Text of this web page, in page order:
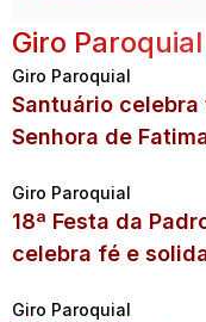
Giro Paroquial
Giro Paroquial
Santuário celebra
Senhora de
Giro Paroquial
18ª Festa da
celebra fé e
Giro Paroquial